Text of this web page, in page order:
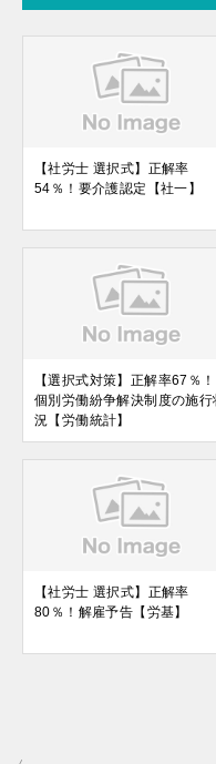
【社労士 選択式】正解率
54％！要介護認定【社一】
【選択式対策】正解率67％！
個別労働紛争解決制度の施行
況【労働統計】
【社労士 選択式】正解率
80％！解雇予告【労基】